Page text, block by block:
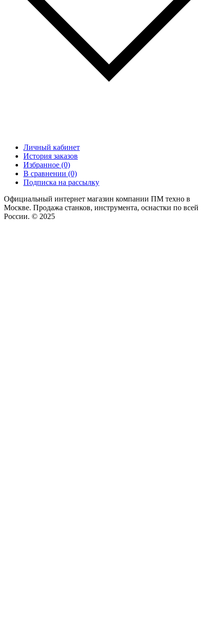
Личный кабинет
История заказов
Избранное (0)
В сравнении (0)
Подписка на рассылку
Официальный интернет магазин компании ПМ техно в
Москве. Продажа станков, инструмента, оснастки по всей
России. © 2025